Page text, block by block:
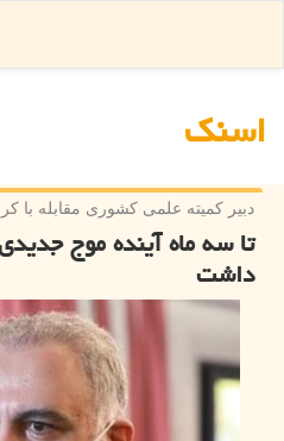
اسنك
دبیر كمیته علمی كشوری مقابله با
تا سه ماه آینده موج
داشت